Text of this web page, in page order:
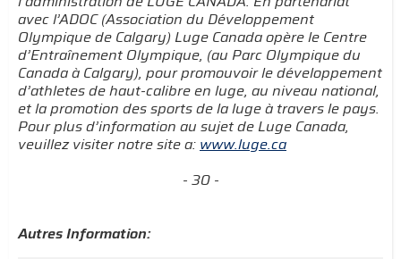
avec l’ADOC (Association du Développement
Olympique de Calgary) Luge Canada opère le Centre
d’Entraînement Olympique, (au Parc Olympique du
Canada à Calgary), pour promouvoir le développement
d’athletes de haut-calibre en luge, au niveau national,
et la promotion des sports de la luge à travers le pays.
Pour plus d’information au sujet de Luge Canada,
veuillez visiter notre site a:www.luge.ca
- 30 -
Autres Information: